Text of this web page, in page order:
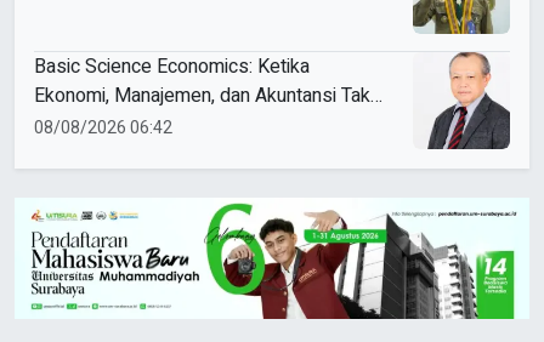
Basic Science Economics: Ketika
Ekonomi, Manajemen, dan Akuntansi Tak
Sekadar Bicara Angka
08/08/2026 06:42